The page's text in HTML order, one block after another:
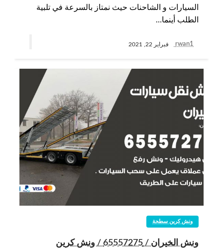
السيارات و الشاحنات حيث نمتاز بالسرعة في تلبية
الطلب أينما…
rwan1 فبراير 22, 2021
ونش كرين سطحة
ونش الخيران / 65557275 / ونش كرين